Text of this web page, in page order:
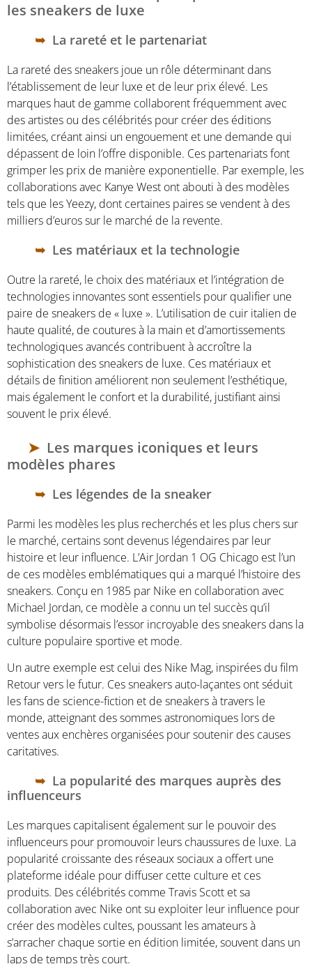
les sneakers de luxe
La rareté et le partenariat
La rareté des sneakers joue un rôle déterminant dans
l’établissement de leur luxe et de leur prix élevé. Les
marques haut de gamme collaborent fréquemment avec
des artistes ou des célébrités pour créer des éditions
limitées, créant ainsi un engouement et une demande qui
dépassent de loin l’offre disponible. Ces partenariats font
grimper les prix de manière exponentielle. Par exemple, les
collaborations avec Kanye West ont abouti à des modèles
tels que les Yeezy, dont certaines paires se vendent à des
milliers d’euros sur le marché de la revente.
Les matériaux et la technologie
Outre la rareté, le choix des matériaux et l’intégration de
technologies innovantes sont essentiels pour qualifier une
paire de sneakers de « luxe ». L’utilisation de cuir italien de
haute qualité, de coutures à la main et d’amortissements
technologiques avancés contribuent à accroître la
sophistication des sneakers de luxe. Ces matériaux et
détails de finition améliorent non seulement l’esthétique,
mais également le confort et la durabilité, justifiant ainsi
souvent le prix élevé.
Les marques iconiques et leurs
modèles phares
Les légendes de la sneaker
Parmi les modèles les plus recherchés et les plus chers sur
le marché, certains sont devenus légendaires par leur
histoire et leur influence. L’Air Jordan 1 OG Chicago est l’un
de ces modèles emblématiques qui a marqué l’histoire des
sneakers. Conçu en 1985 par Nike en collaboration avec
Michael Jordan, ce modèle a connu un tel succès qu’il
symbolise désormais l’essor incroyable des sneakers dans la
culture populaire sportive et mode.
Un autre exemple est celui des Nike Mag, inspirées du film
Retour vers le futur. Ces sneakers auto-laçantes ont séduit
les fans de science-fiction et de sneakers à travers le
monde, atteignant des sommes astronomiques lors de
ventes aux enchères organisées pour soutenir des causes
caritatives.
La popularité des marques auprès des
influenceurs
Les marques capitalisent également sur le pouvoir des
influenceurs pour promouvoir leurs chaussures de luxe. La
popularité croissante des réseaux sociaux a offert une
plateforme idéale pour diffuser cette culture et ces
produits. Des célébrités comme Travis Scott et sa
collaboration avec Nike ont su exploiter leur influence pour
créer des modèles cultes, poussant les amateurs à
s’arracher chaque sortie en édition limitée, souvent dans un
laps de temps très court.